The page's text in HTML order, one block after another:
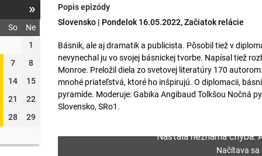
Popis epizódy
Slovensko | Pondelok 16.05.2022, Začiatok relácie
Básnik, ale aj dramatik a publicista. Pôsobil tiež v
nevynechal ju vo svojej básnickej tvorbe. Napísal tiež
Monroe. Preložil diela zo svetovej literatúry 170
mnohé priateľstvá, ktoré ho inšpirujú. O diplomacii,
pyramíde. Moderuje: Gabika Angibaud Tolkšou Nočná
Slovensko, SRo1.
»
So
Ne
1
7
8
14
15
21
22
28
29